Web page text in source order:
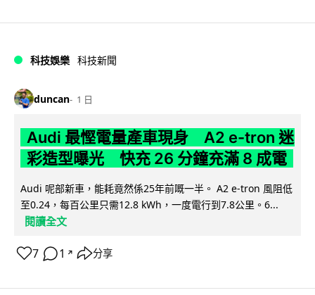
科技娛樂 科技新聞
duncan 1 日
Audi 最慳電量產車現身 A2 e-tron 迷
彩造型曝光 快充 26 分鐘充滿 8 成電
Audi 呢部新車，能耗竟然係25年前嘅一半。 A2 e-tron 風阻低
至0.24，每百公里只需12.8 kWh，一度電行到7.8公里。6...
閱讀全文
7 1 ↗ 分享